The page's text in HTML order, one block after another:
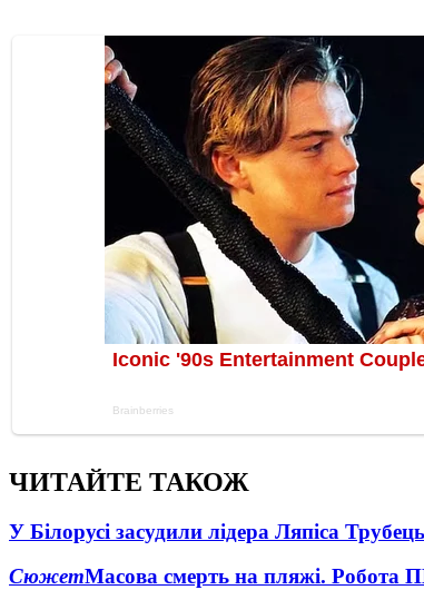
ЧИТАЙТЕ ТАКОЖ
У Білорусі засудили лідера Ляпіса
СюжетМасова смерть на пляжі. Робота